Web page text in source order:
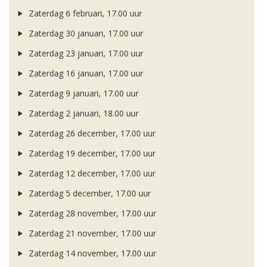
Zaterdag 6 februari, 17.00 uur
Zaterdag 30 januari, 17.00 uur
Zaterdag 23 januari, 17.00 uur
Zaterdag 16 januari, 17.00 uur
Zaterdag 9 januari, 17.00 uur
Zaterdag 2 januari, 18.00 uur
Zaterdag 26 december, 17.00 uur
Zaterdag 19 december, 17.00 uur
Zaterdag 12 december, 17.00 uur
Zaterdag 5 december, 17.00 uur
Zaterdag 28 november, 17.00 uur
Zaterdag 21 november, 17.00 uur
Zaterdag 14 november, 17.00 uur